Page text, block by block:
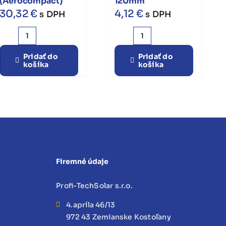
30,32€ s DPH
množstvo
Profil
X40
3550mm
Pridať do
košíka
4,12 € s DPH
množstvo
Strešný
hák
Vario
Pridať do
košíka
Firemné údaje
Profi-TechSolar s.r.o.
4.apríla 46/13
972 43 Zemianske Kostoľany